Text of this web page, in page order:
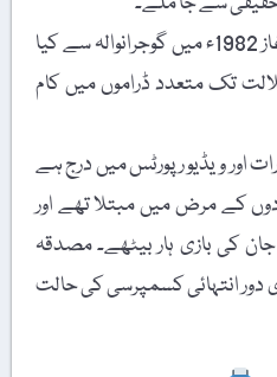
ببو برال نے اپنے فنی سفر کا آغاز 1982ء میں گوجرانوالہ سے کیا
تک متعدد ڈراموں میں کام
اور ویڈیو رپورٹس میں درج ہے
کے مرض میں مبتلا تھے اور
کی بازی ہار بیٹھے۔ مصدقہ
دور انتہائی کسمپرسی کی حالت